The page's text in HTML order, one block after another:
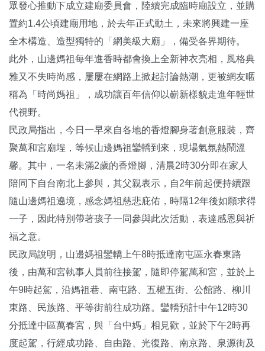
眾發心推動下成立建廟委員會，陸續完成臨時廟設立，並購
置約1.4公頃建廟用地，於去年正式動土，未來將興建一座
全木構造、造型獨特的「網美級大廟」，備受各界期待。
此外，山邊媽祖每年進香時都會換上全新神衣亮相，風格典
雅又不失時尚感，屢屢在網路上掀起討論熱潮，更被網友暱
稱為「時尚媽祖」，成功讓百年信仰以嶄新樣貌走進年輕世
代視野。
民政局指出，今日一早來自各地的香燈腳身著創意服裝，齊
聚萬和宮廟埕，等候山邊媽祖鑾轎到來，現場氣氛熱鬧溫
馨。其中，一名未滿2歲的香燈腳，清晨2時30分即在家人
陪同下自台南北上參與，其父親表示，自2年前起便持續跟
隨山邊媽祖遶境，感念媽祖慈悲庇佑，時隔12年後如願求得
一子，因此特別帶著孩子一同參與此次活動，表達感恩與祈
福之意。
民政局說明，山邊媽祖鑾轎上午8時抵達南屯區永春東路
後，由萬和宮執事人員前往接駕，隨即停駕萬和宮，並於上
午9時起駕，沿媽祖巷、南屯路、五權五街、公館路、柳川
東路、民族路、平等街前往成功路。鑾轎預計中午12時30
分抵達中區萬春宮，與「台中媽」相見歡，並於下午2時再
度起駕，行經成功路、自由路、光復路、南京路、泉源街及